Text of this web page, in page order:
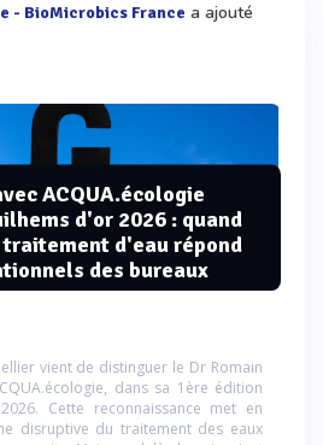
- BioMicrobics France a ajouté
ACQUA.écologie
d'or 2026 : quand
d'eau répond
des bureaux
vient de distinguer le Dr Romain
dans sa 1ère édition
Cette reconnaissance met en
disruptive du traitement des eaux